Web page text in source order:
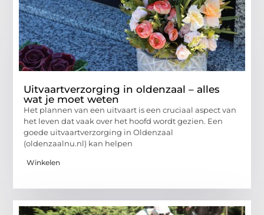
Uitvaartverzorging in oldenzaal – alles
wat je moet weten
Het plannen van een uitvaart is een cruciaal aspect van
het leven dat vaak over het hoofd wordt gezien. Een
goede uitvaartverzorging in Oldenzaal
(oldenzaalnu.nl) kan helpen
Winkelen